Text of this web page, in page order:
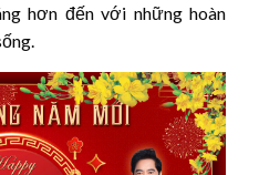
hơn đến với những hoàn